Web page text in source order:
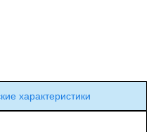
характеристики